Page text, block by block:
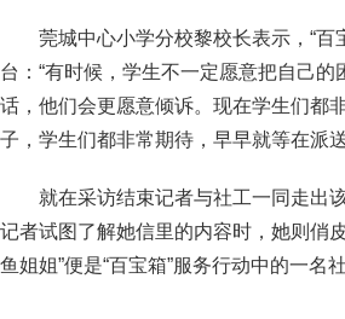
莞城中心小学分校黎校长表示，“
台：“有时候，学生不一定愿意把自己
话，他们会更愿意倾诉。现在学生们都
子，学生们都非常期待，早早就等在派送
就在采访结束记者与社工一同走出
记者试图了解她信里的内容时，她则俏
鱼姐姐”便是“百宝箱”服务行动中的一名社